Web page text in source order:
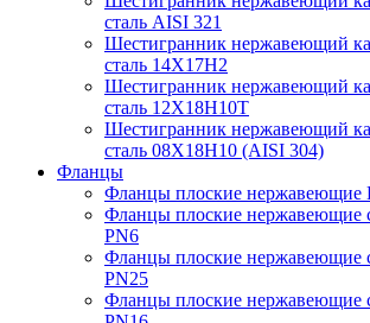
сталь AISI 321
Шестигранник нержавеющий
сталь 14Х17Н2
Шестигранник нержавеющий
сталь 12Х18Н10Т
Шестигранник нержавеющий
сталь 08Х18Н10 (AISI 304)
Фланцы
Фланцы плоские нержавеющие
Фланцы плоские нержавеющие
PN6
Фланцы плоские нержавеющие
PN25
Фланцы плоские нержавеющие